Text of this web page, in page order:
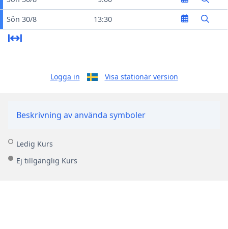
Sön 30/8 13:30
Logga in Visa stationär version
Beskrivning av använda symboler
Ledig Kurs
Ej tillgänglig Kurs